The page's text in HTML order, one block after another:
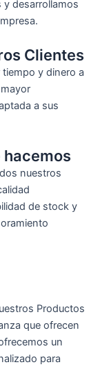
desarrollamos
Clientes
y dinero a
a sus
nuestros
de stock y
Productos
que ofrecen
un
para